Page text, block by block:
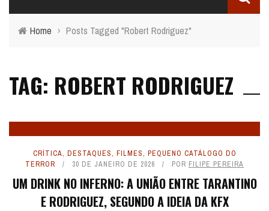
Home › Posts Tagged "Robert Rodriguez"
TAG: ROBERT RODRIGUEZ
CRÍTICA, DESTAQUES, FILMES, PEQUENO CATÁLOGO DO
TERROR
30 DE JANEIRO DE 2026 POR FILIPE PEREIRA
UM DRINK NO INFERNO: A UNIÃO ENTRE TARANTINO
E RODRIGUEZ, SEGUNDO A IDEIA DA KFX